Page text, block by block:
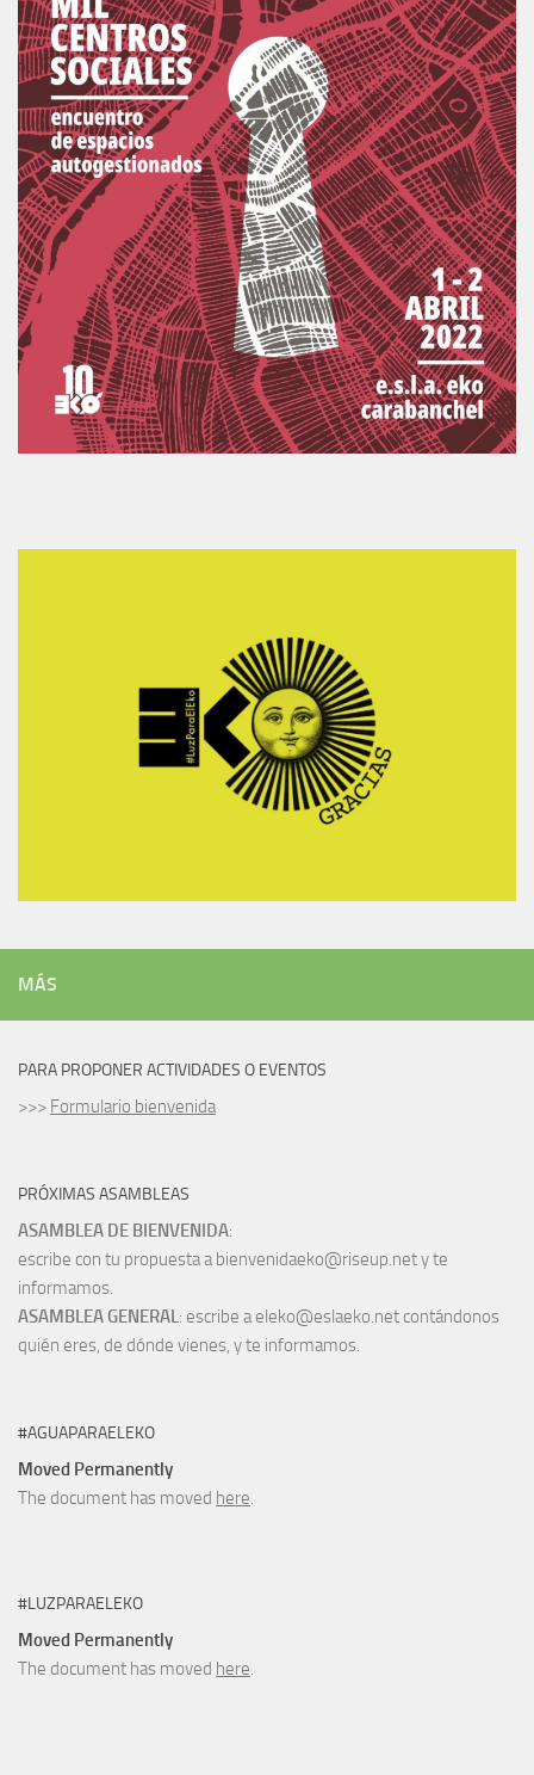
MÁS
PARA PROPONER ACTIVIDADES O EVENTOS
>>> Formulario bienvenida
PRÓXIMAS ASAMBLEAS
ASAMBLEA DE BIENVENIDA:
escribe con tu propuesta a bienvenidaeko@riseup.net y te
informamos.
ASAMBLEA GENERAL: escribe a eleko@eslaeko.net contándonos
quién eres, de dónde vienes, y te informamos.
#AGUAPARAELEKO
Moved Permanently
The document has moved here.
#LUZPARAELEKO
Moved Permanently
The document has moved here.